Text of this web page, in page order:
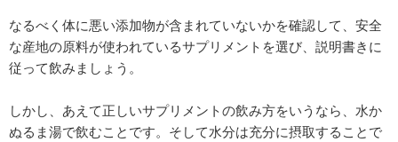
なるべく体に悪い添加物が含まれていないかを確認して、安全
な産地の原料が使われているサプリメントを選び、説明書きに
従って飲みましょう。
しかし、あえて正しいサプリメントの飲み方をいうなら、水か
ぬるま湯で飲むことです。そして水分は充分に摂取することで